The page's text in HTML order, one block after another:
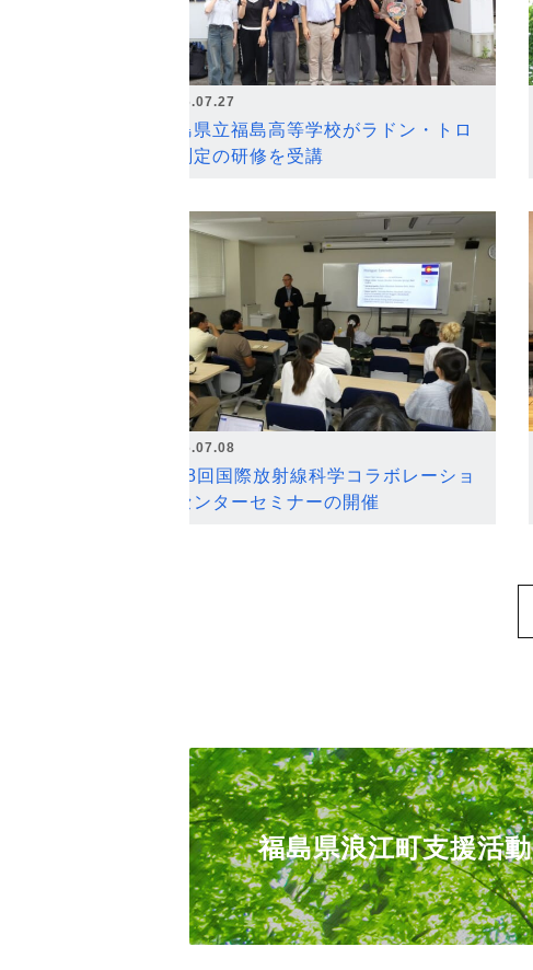
2026.07.27
福島県立福島高等学校がラドン・トロ
ン測定の研修を受講
2026.07.08
第18回国際放射線科学コラボレーショ
ンセンターセミナーの開催
福島県浪江町支援活動